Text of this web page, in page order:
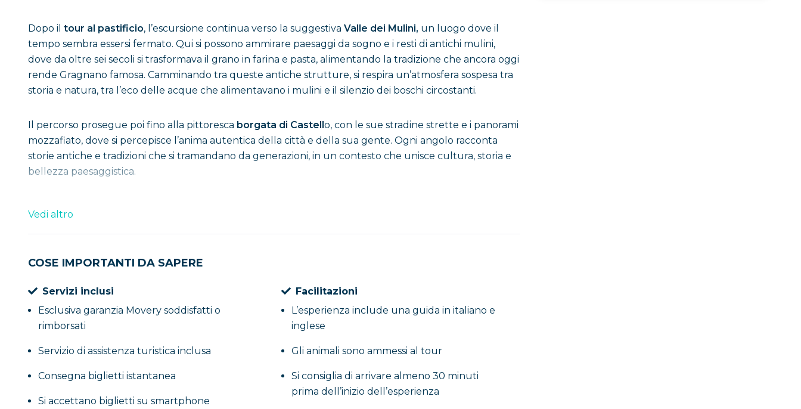
Dopo il tour al pastificio, l’escursione continua verso la suggestiva Valle dei Mulini, un luogo dove il
tempo sembra essersi fermato. Qui si possono ammirare paesaggi da sogno e i resti di antichi mulini,
dove da oltre sei secoli si trasformava il grano in farina e pasta, alimentando la tradizione che ancora oggi
rende Gragnano famosa. Camminando tra queste antiche strutture, si respira un’atmosfera sospesa tra
storia e natura, tra l’eco delle acque che alimentavano i mulini e il silenzio dei boschi circostanti.
Il percorso prosegue poi fino alla pittoresca borgata di Castello, con le sue stradine strette e i panorami
mozzafiato, dove si percepisce l’anima autentica della città e della sua gente. Ogni angolo racconta
storie antiche e tradizioni che si tramandano da generazioni, in un contesto che unisce cultura, storia e
bellezza paesaggistica.
assaporando piatti di pasta preparati secondo i metodi artigianali più autentici.
Dalla scelta degli ingredienti alla cottura perfetta, ogni portata sarà un’esperienza sensoriale che unisce
pasta in tutte le sue forme, raccontando un’eccellenza italiana amata in tutto il mondo.
Vedi altro
COSE IMPORTANTI DA SAPERE
Servizi inclusi
Esclusiva garanzia Movery soddisfatti o
rimborsati
Servizio di assistenza turistica inclusa
Consegna biglietti istantanea
Si accettano biglietti su smartphone
Facilitazioni
L’esperienza include una guida in italiano e
inglese
Gli animali sono ammessi al tour
Si consiglia di arrivare almeno 30 minuti
prima dell’inizio dell’esperienza